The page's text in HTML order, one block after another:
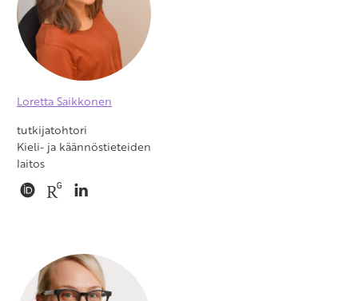
Loretta Saikkonen
tutkijatohtori
Kieli- ja käännöstieteiden
laitos